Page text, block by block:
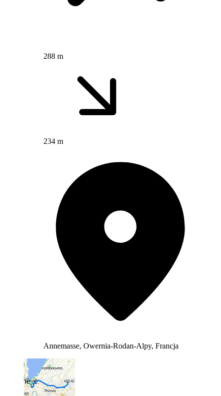
288 m
234 m
Annemasse, Owernia-Rodan-Alpy, Francja